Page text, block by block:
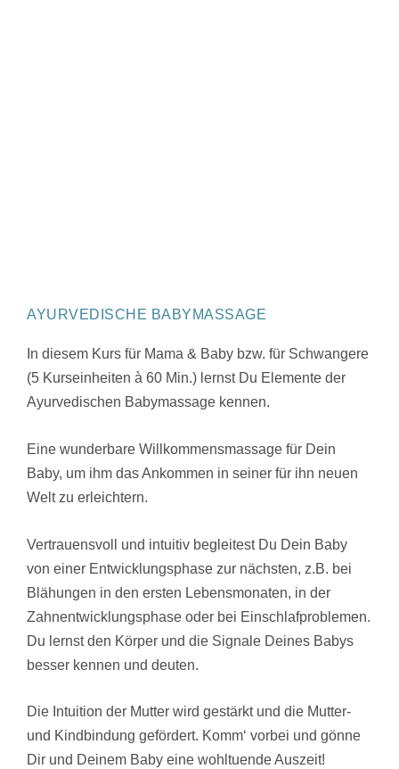
AYURVEDISCHE BABYMASSAGE
In diesem Kurs für Mama & Baby bzw. für Schwangere
(5 Kurseinheiten à 60 Min.) lernst Du Elemente der
Ayurvedischen Babymassage kennen.
Eine wunderbare Willkommensmassage für Dein
Baby, um ihm das Ankommen in seiner für ihn neuen
Welt zu erleichtern.
Vertrauensvoll und intuitiv begleitest Du Dein Baby
von einer Entwicklungsphase zur nächsten, z.B. bei
Blähungen in den ersten Lebensmonaten, in der
Zahnentwicklungsphase oder bei Einschlafproblemen.
Du lernst den Körper und die Signale Deines Babys
besser kennen und deuten.
Die Intuition der Mutter wird gestärkt und die Mutter‐
und Kindbindung gefördert. Komm‘ vorbei und gönne
Dir und Deinem Baby eine wohltuende Auszeit!